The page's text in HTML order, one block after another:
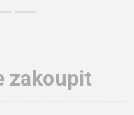
zakoupit